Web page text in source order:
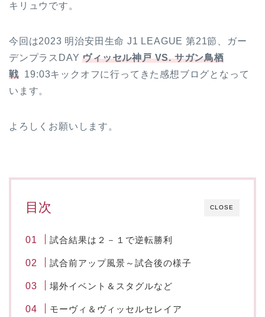
キリュウです。
今回は2023 明治安田生命 J1 LEAGUE 第21節、ガー
デンプラスDAY ヴィッセル神戸 VS. サガン鳥栖
戦19:03キックオフに行ってきた感想ブログとなって
います。
よろしくお願いします。
CLOSE
目次
試合結果は２－１で逆転勝利
試合前アップ風景～試合後の様子
場外イベント＆スタグルなど
モーヴィ＆ヴィッセルセレイア